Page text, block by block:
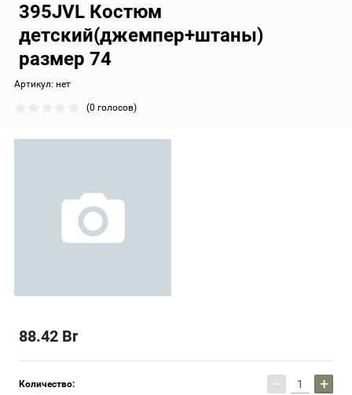
395JVL Костюм
детский(джемпер+штаны)
размер 74
Артикул: нет
(0 голосов)
88.42 Br
Количество: − +